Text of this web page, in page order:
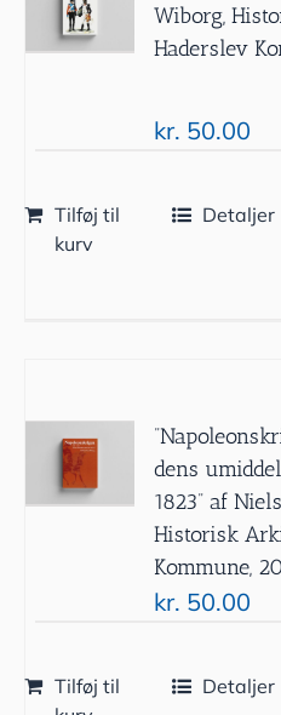
Wiborg,
Haderslev
kr. 50.00
Tilføj til
kurv
Detaljer
dens
1823” af
Historisk
Kommune,
kr. 50.00
Tilføj til
Detaljer